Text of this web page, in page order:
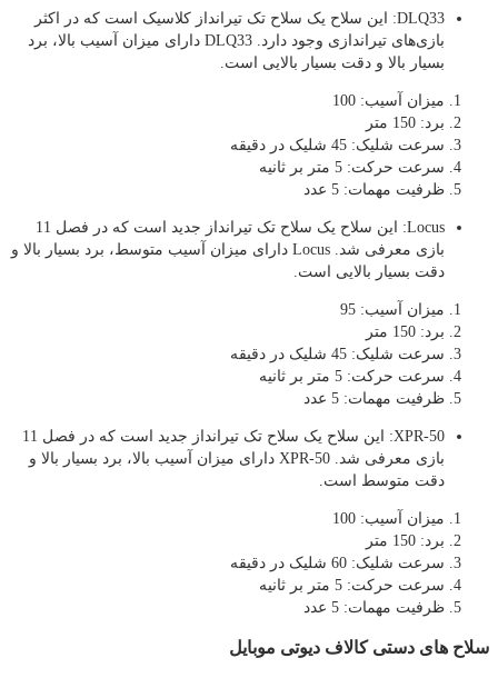
DLQ33: این سلاح یک سلاح تک تیرانداز کلاسیک است که در اکثر
بازی‌های تیراندازی وجود دارد. DLQ33 دارای میزان آسیب بالا، برد
بسیار بالا و دقت بسیار بالایی است.
میزان آسیب: 100
برد: 150 متر
سرعت شلیک: 45 شلیک در دقیقه
سرعت حرکت: 5 متر بر ثانیه
ظرفیت مهمات: 5 عدد
Locus: این سلاح یک سلاح تک تیرانداز جدید است که در فصل 11
بازی معرفی شد. Locus دارای میزان آسیب متوسط، برد بسیار بالا و
دقت بسیار بالایی است.
میزان آسیب: 95
برد: 150 متر
سرعت شلیک: 45 شلیک در دقیقه
سرعت حرکت: 5 متر بر ثانیه
ظرفیت مهمات: 5 عدد
XPR-50: این سلاح یک سلاح تک تیرانداز جدید است که در فصل 11
بازی معرفی شد. XPR-50 دارای میزان آسیب بالا، برد بسیار بالا و
دقت متوسط است.
میزان آسیب: 100
برد: 150 متر
سرعت شلیک: 60 شلیک در دقیقه
سرعت حرکت: 5 متر بر ثانیه
ظرفیت مهمات: 5 عدد
سلاح های دستی کالاف دیوتی موبایل